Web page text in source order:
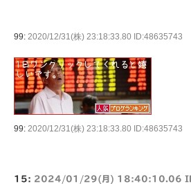
99: 2020/12/31(株) 23:18:33.80 ID:48635743
99: 2020/12/31(株) 23:18:33.80 ID:48635743
15: 2024/01/29(月) 18:40:10.06